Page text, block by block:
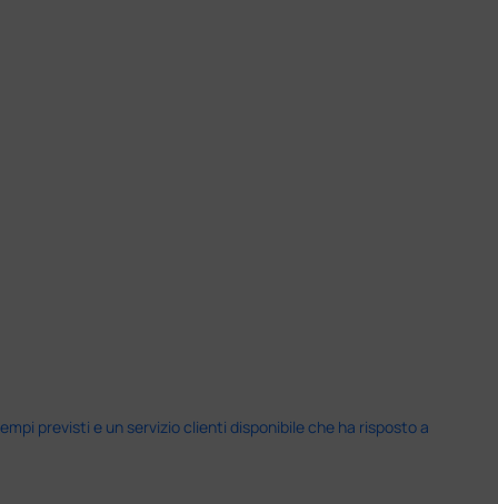
previsti e un servizio clienti disponibile che ha risposto a